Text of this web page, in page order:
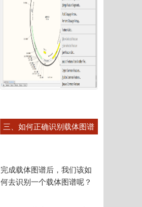
三、如何正确识别载体图谱
完成载体图谱后，我们该如
何去识别一个载体图谱呢？